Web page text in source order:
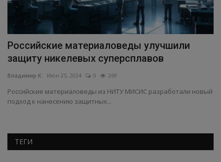
Российские материаловеды улучшили
защиту никелевых суперсплавов
Владимир К. Июн 25, 2024 0 269
Российские материаловеды из НИТУ МИСИС разработали новый
подход к нанесению защитных...
ТЕГИ